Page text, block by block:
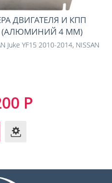
ДВИГАТЕЛЯ И КПП
) (АЛЮМИНИЙ 4 ММ)
Juke YF15 2010-2014, NISSAN
Р